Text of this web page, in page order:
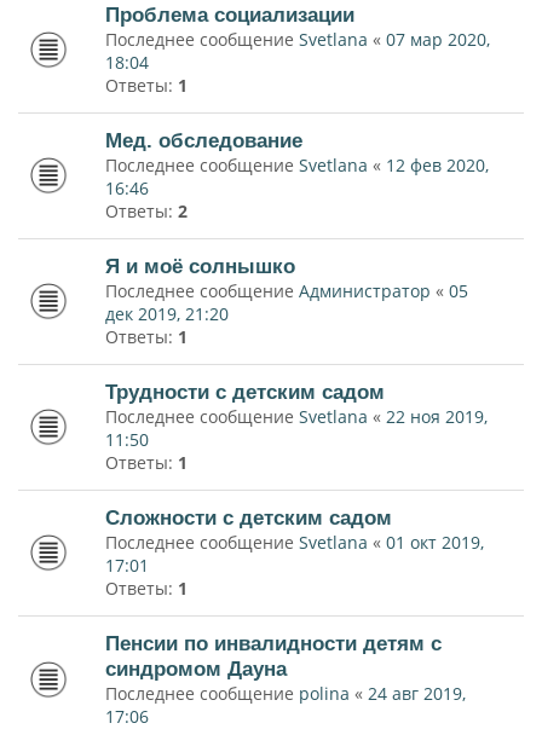
Проблема социализации
Последнее сообщение Svetlana « 07 мар 2020,
18:04
Ответы: 1
Мед. обследование
Последнее сообщение Svetlana « 12 фев 2020,
16:46
Ответы: 2
Я и моё солнышко
Последнее сообщение Администратор « 05
дек 2019, 21:20
Ответы: 1
Трудности с детским садом
Последнее сообщение Svetlana « 22 ноя 2019,
11:50
Ответы: 1
Сложности с детским садом
Последнее сообщение Svetlana « 01 окт 2019,
17:01
Ответы: 1
Пенсии по инвалидности детям с
синдромом Дауна
Последнее сообщение polina « 24 авг 2019,
17:06